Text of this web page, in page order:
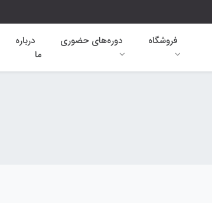
فروشگاه دوره‌های حضوری
درباره
ما